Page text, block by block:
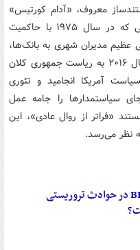
سال ۲۰۱۶ توسط مستندساز معروف، «آدام کورتیس»
ساخته شده، نشان می‌دهد چگونه روالی که در سال ۱۹۷۵ با حاکمیت
عظیم مدیران شهری به بانک‌ها،
در سطح محدود شهرها اتفاق افتاد از سال ۲۰۱۶ به ریاست جمهوری کلان
آمریکا انجامید و تئوری
سیاستمدارها را جامه عمل
«فراتر از روال عادی»، این
نظر می‌رسد.